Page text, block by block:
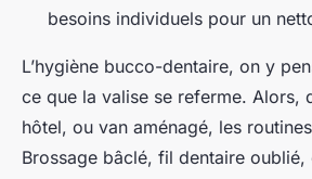
besoins individuels pour un
L’hygiène bucco-dentaire, on y
ce que la valise se referme. Alors,
hôtel, ou van aménagé, les
Brossage bâclé, fil dentaire oublié,